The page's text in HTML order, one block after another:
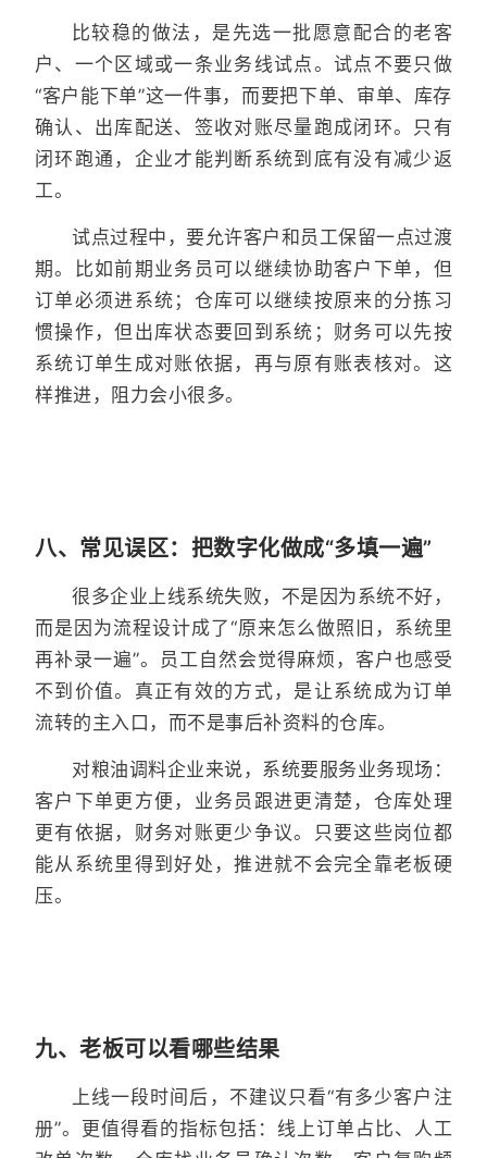
比较稳的做法，是先选一批愿意配合的老客
户、一个区域或一条业务线试点。试点不要只做
“客户能下单”这一件事，而要把下单、审单、库存
确认、出库配送、签收对账尽量跑成闭环。只有
闭环跑通，企业才能判断系统到底有没有减少返
工。
试点过程中，要允许客户和员工保留一点过渡
期。比如前期业务员可以继续协助客户下单，但
订单必须进系统；仓库可以继续按原来的分拣习
惯操作，但出库状态要回到系统；财务可以先按
系统订单生成对账依据，再与原有账表核对。这
样推进，阻力会小很多。
八、常见误区：把数字化做成“多填一遍”
很多企业上线系统失败，不是因为系统不好，
而是因为流程设计成了“原来怎么做照旧，系统里
再补录一遍”。员工自然会觉得麻烦，客户也感受
不到价值。真正有效的方式，是让系统成为订单
流转的主入口，而不是事后补资料的仓库。
对粮油调料企业来说，系统要服务业务现场：
客户下单更方便，业务员跟进更清楚，仓库处理
更有依据，财务对账更少争议。只要这些岗位都
能从系统里得到好处，推进就不会完全靠老板硬
压。
九、老板可以看哪些结果
上线一段时间后，不建议只看“有多少客户注
册”。更值得看的指标包括：线上订单占比、人工